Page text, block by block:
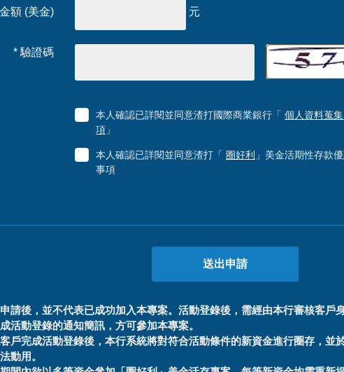
額 (美金) 元
* 驗證碼
本人確認已詳閱並同意渣打國際商業銀行「 個人資料蒐
項 」
本人確認已詳閱並同意渣打「 圈好利 」美金活期性存款
事項
請後，並不代表已成功加入本專案。活動登錄後，需經由本行審核客戶
活動登錄的通知簡訊，方可參加本專案。
戶完成活動登錄後，本行系統將對符合活動條件的新資金進行圈存，並
動用。